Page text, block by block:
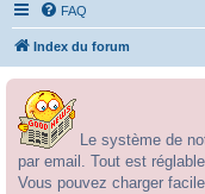
FAQ
Index du forum
Le système de
par email. Tout est
Vous pouvez charger